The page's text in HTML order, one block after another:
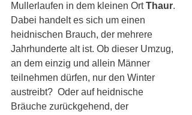
Mullerlaufen in dem kleinen Ort Thaur.
Dabei handelt es sich um einen
heidnischen Brauch, der mehrere
Jahrhunderte alt ist. Ob dieser Umzug,
an dem einzig und allein Männer
teilnehmen dürfen, nur den Winter
austreibt?  Oder auf heidnische
Bräuche zurückgehend, der